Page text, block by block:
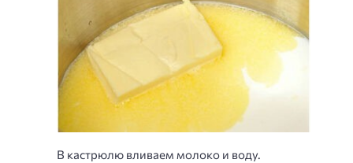
В кастрюлю вливаем молоко и воду.